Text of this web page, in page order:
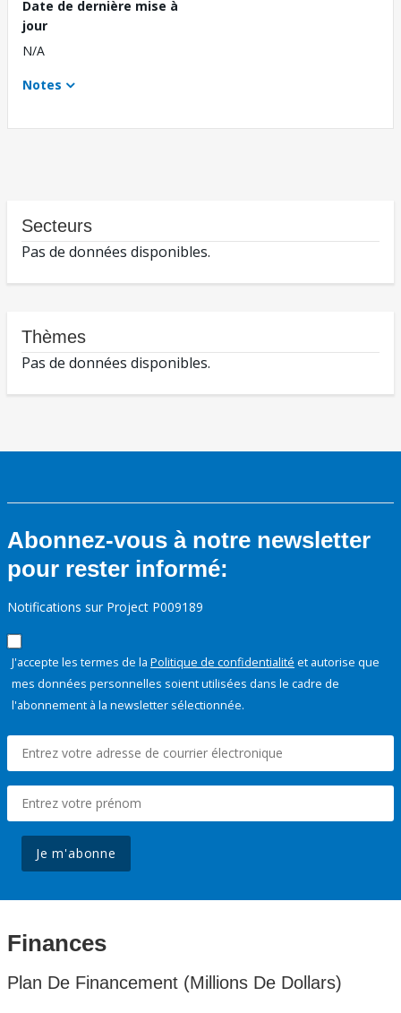
Date de dernière mise à
jour
N/A
Notes
Secteurs
Pas de données disponibles.
Thèmes
Pas de données disponibles.
Abonnez-vous à notre newsletter
pour rester informé:
Notifications sur Project P009189
J'accepte les termes de la Politique de confidentialité et autorise que
mes données personnelles soient utilisées dans le cadre de
l'abonnement à la newsletter sélectionnée.
Je m'abonne
Finances
Plan De Financement (Millions De Dollars)